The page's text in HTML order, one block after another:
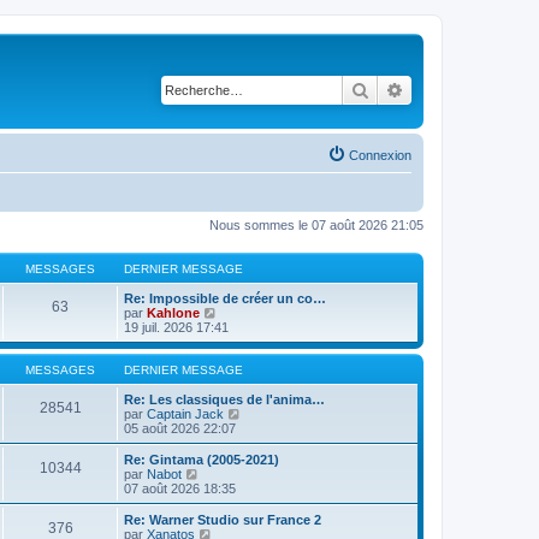
Rechercher
Connexion
Nous sommes le 07 août 2026 21:05
MESSAGES DERNIER MESSAGE
63
Re: Impossible de créer un co…
par Kahlone
o
i
r
l
e
d
e
r
n
i
r
e
s
19 juil. 2026 17:41
MESSAGES DERNIER MESSAGE
28541
Re: Les classiques de l'anima…
par Captain Jack
i
r
r
05 août 2026 22:07
10344
Re: Gintama (2005-2021)
par Nabot
o
i
r
l
07 août 2026 18:35
376
Re: Warner Studio sur France 2
par Xanatos